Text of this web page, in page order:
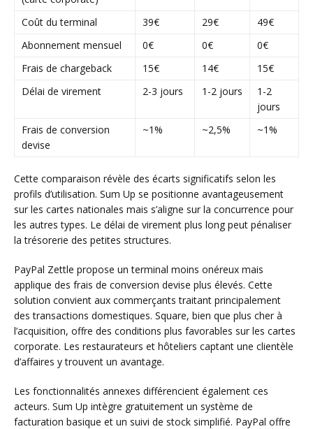
Coût du terminal 39€ 29€
49€
Abonnement mensuel
0€ 0€
0€
Frais de chargeback
15€ 14€
15€
Délai de virement
2-3 jours 1-2 jours
1-2
jours
Frais de conversion
devise
~1% ~2,5% ~1%
Cette comparaison révèle des écarts significatifs selon les
profils d’utilisation. Sum Up se positionne avantageusement
sur les cartes nationales mais s’aligne sur la concurrence pour
les autres types. Le délai de virement plus long peut pénaliser
la trésorerie des petites structures.
PayPal Zettle propose un terminal moins onéreux mais
applique des frais de conversion devise plus élevés. Cette
solution convient aux commerçants traitant principalement
des transactions domestiques. Square, bien que plus cher à
l’acquisition, offre des conditions plus favorables sur les cartes
corporate. Les restaurateurs et hôteliers captant une clientèle
d’affaires y trouvent un avantage.
Les fonctionnalités annexes différencient également ces
acteurs. Sum Up intègre gratuitement un système de
facturation basique et un suivi de stock simplifié. PayPal offre